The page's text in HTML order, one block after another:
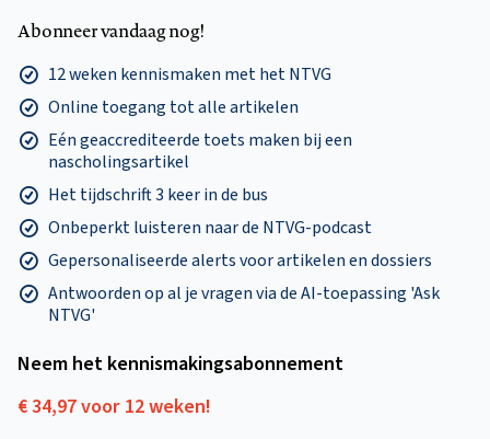
Abonneer vandaag nog!
12 weken kennismaken met het NTVG
Online toegang tot alle artikelen
Eén geaccrediteerde toets maken bij een
nascholingsartikel
Het tijdschrift 3 keer in de bus
Onbeperkt luisteren naar de NTVG-podcast
Gepersonaliseerde alerts voor artikelen en dossiers
Antwoorden op al je vragen via de AI-toepassing 'Ask
NTVG'
Neem het kennismakings­abonnement
€ 34,97 voor 12 weken!